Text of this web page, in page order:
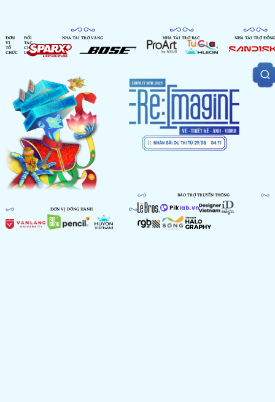
ĐƠN
VỊ
TỔ
CHỨC
ĐỐI
TÁC
CHIẾN
LƯỢC
NHÀ TÀI TRỢ VÀNG NHÀ TÀI TRỢ BẠC NHÀ TÀI TRỢ ĐỒNG
ĐƠN VỊ ĐỒNG HÀNH
BẢO TRỢ TRUYỀN THÔNG